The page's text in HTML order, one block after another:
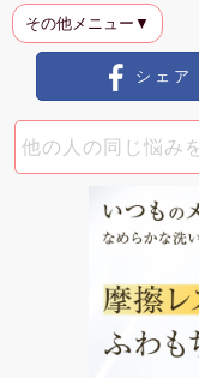
その他メニュー▼
シェア